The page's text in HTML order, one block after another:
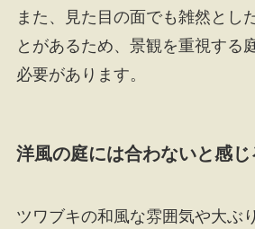
また、見た目の面でも雑然とし
とがあるため、景観を重視する
必要があります。
洋風の庭には合わないと感
ツワブキの和風な雰囲気や大ぶ